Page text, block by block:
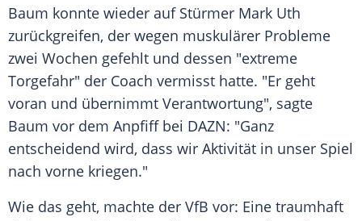
Baum konnte wieder auf Stürmer Mark Uth
zurückgreifen, der wegen muskulärer Probleme
zwei Wochen gefehlt und dessen "extreme
Torgefahr" der Coach vermisst hatte. "Er geht
voran und übernimmt Verantwortung", sagte
Baum vor dem Anpfiff bei DAZN: "Ganz
entscheidend wird, dass wir Aktivität in unser Spiel
nach vorne kriegen."
Wie das geht, machte der VfB vor: Eine traumhaft